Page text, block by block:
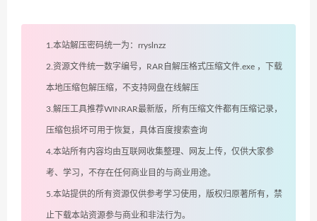
1.本站解压密码统一为：rryslnzz
2.资源文件统一数字编号，RAR自解压格式压缩文件.exe ，下载
本地压缩包解压缩，不支持网盘在线解压
3.解压工具推荐WINRAR最新版，所有压缩文件都有压缩记录，
压缩包损坏可用于恢复，具体百度搜索查询
4.本站所有内容均由互联网收集整理、网友上传，仅供大家参
考、学习，不存在任何商业目的与商业用途。
5.本站提供的所有资源仅供参考学习使用，版权归原著所有，禁
止下载本站资源参与商业和非法行为。